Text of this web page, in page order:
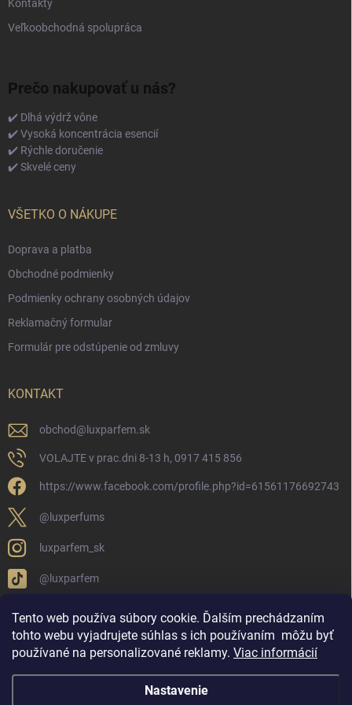
Tento web používa súbory cookie. Ďalším prechádzaním
tohto webu vyjadrujete súhlas s ich používaním môžu byť
používané na personalizované reklamy. Viac informácií
Nastavenie
Kontakty
Veľkoobchodná spolupráca
Prečo nakupovať u nás?
✔️ Dlhá výdrž vône
✔️ Vysoká koncentrácia esencií
✔️ Rýchle doručenie
✔️ Skvelé ceny
VŠETKO O NÁKUPE
Doprava a platba
Obchodné podmienky
Podmienky ochrany osobných údajov
Reklamačný formular
Formulár pre odstúpenie od zmluvy
KONTAKT
obchod@ luxparfem.sk
VOLAJTE v prac.dni 8-13 h, 0917 415 856
https://www.facebook.com/profile.php?id=61561176692743
@luxperfums
luxparfem_sk
@luxparfem
LUX PARFÉM NOVÁKY
Lux Parfém Skupina na FB
Lux Parfum - Česká Republika
Lux Parfumok - Hungary